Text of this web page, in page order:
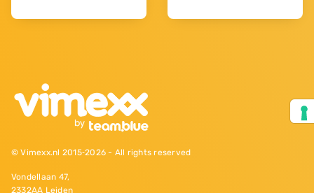
© Vimexx.nl 2015‐2026 - All rights reserved
Vondellaan 47,
2332AA Leiden